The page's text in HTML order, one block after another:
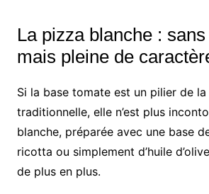
La pizza blanche :
mais pleine de
Si la base tomate est un pilier de
traditionnelle, elle n’est plus
blanche, préparée avec une base
ricotta ou simplement d’huile
de plus en plus.